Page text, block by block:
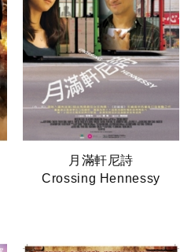
月滿軒尼詩
Crossing Hennessy